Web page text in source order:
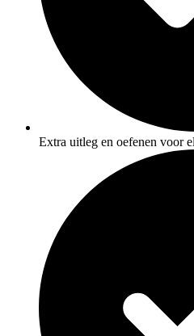
Extra uitleg en oefenen voor